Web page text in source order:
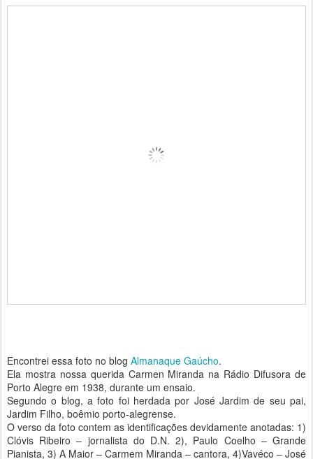
Encontrei essa foto no blog Almanaque Gaúcho.
Ela mostra nossa querida Carmen Miranda na Rádio Difusora de
Porto Alegre em 1938, durante um ensaio.
Segundo o blog, a foto foi herdada por José Jardim de seu pai,
Jardim Filho, boêmio porto-alegrense.
O verso da foto contem as identificações devidamente anotadas: 1)
Clóvis Ribeiro – jornalista do D.N. 2), Paulo Coelho – Grande
Pianista, 3) A Maior – Carmem Miranda – cantora, 4)Vavéco – José